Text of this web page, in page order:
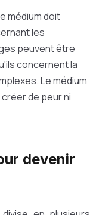
médium doit
les
peuvent être
concernent la
Le médium
créer de peur ni
devenir